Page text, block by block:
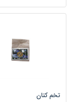
تخم کتان